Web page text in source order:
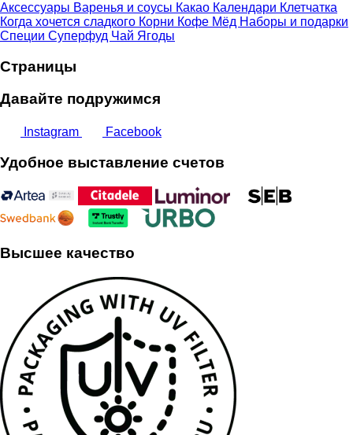
Аксессуары Варенья и соусы Какао Календари Клетчатка
Когда хочется сладкого Корни Кофе Мёд Наборы и подарки
Специи Суперфуд Чай Ягоды
Страницы
Давайте подружимся
Instagram Facebook
Удобное выставление счетов
Высшее качество